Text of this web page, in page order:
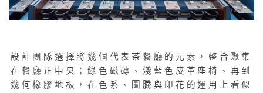
設計團隊選擇將幾個代表茶餐廳的元素，整合聚集
在餐廳正中央；綠色磁磚、淺藍色皮革座椅、再到
幾何橡膠地板，在色系、圖騰與印花的運用上看似